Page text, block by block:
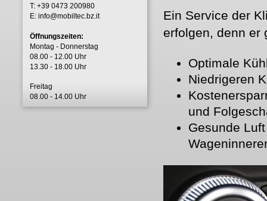
T: +39 0473 200980
E: info@mobiltec.bz.it
Öffnungszeiten:
Montag - Donnerstag
08.00 - 12.00 Uhr
13.30 - 18.00 Uhr
Freitag
08.00 - 14.00 Uhr
Ein Service der
erfolgen, denn er
Optimale
Niedrigeren
und
Gesunde